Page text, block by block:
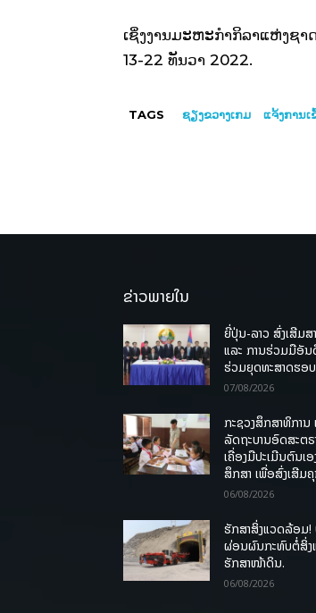
ເຊິ່ງງານມະຫະກຳກິລາແຫ່ງຊ
13-22 ທັນວາ 2022.
TAGS ຊຽງຂວາງເກມ ແຈ້ງການ
ຂ່າວພາຍໃນ
ຍີ່ປຸ່ນ-ລາວ ສົ່ງເສີມ
ແລະ ການຮ່ວມມືອັນ
ຮ່ວມຍຸດທະສາດຮອ
07/08/2026
ກະຊວງສຶກສາທິກາ
ລັດຖະບານອົດສະຕຣ
ເຄື່ອງມືປະເມີນຕົນເ
ສຶກສາ ເພື່ອສົ່ງເສີມ
06/08/2026
ຮັກສາສິ່ງແວດລ້ອມ
ຜ່ອນຜົນກະທົບຕໍ່ສິ່
ຮັກສາໜ້າດິນ.
06/08/2026